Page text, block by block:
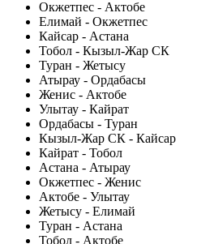
Окжетпес - Актобе
Елимай - Окжетпес
Кайсар - Астана
Тобол - Кызыл-Жар СК
Туран - Жетысу
Атырау - Ордабасы
Женис - Актобе
Улытау - Кайрат
Ордабасы - Туран
Кызыл-Жар СК - Кайсар
Кайрат - Тобол
Астана - Атырау
Окжетпес - Женис
Актобе - Улытау
Жетысу - Елимай
Туран - Астана
Тобол - Актобе